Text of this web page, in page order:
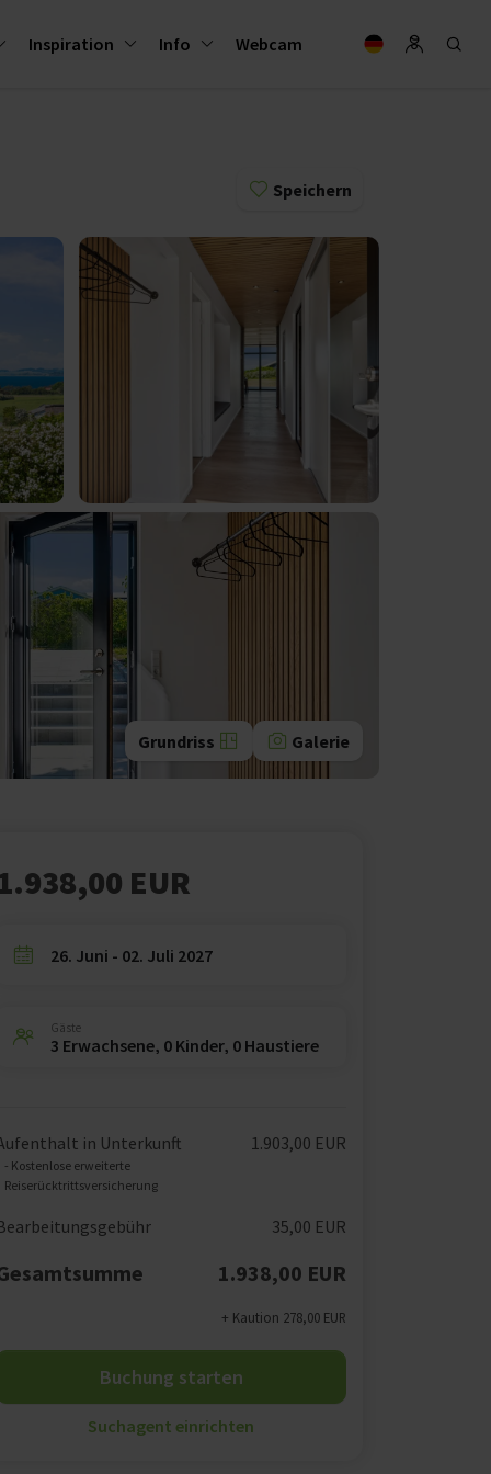
Inspiration Info Webcam
Speichern
Grundriss Galerie
EUR
26. Juni - 02. Juli 2027
Gäste
3 Erwachsene, 0 Kinder, 0 Haustiere
in Unterkunft
- Kostenlose erweiterte
Reiserücktrittsversicherung
1.903,00 EUR
35,00 EUR
1.938,00 EUR
+ Kaution 278,00 EUR
Buchung starten
Suchagent einrichten